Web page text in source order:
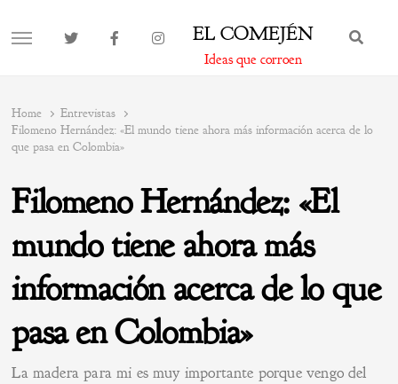
MENU EL COMEJÉN
Ideas que corroen
Home
Entrevistas
Filomeno Hernández: «El mundo tiene ahora más información acerca de lo
que pasa en Colombia»
Filomeno Hernández: «El
mundo tiene ahora más
información acerca de lo que
pasa en Colombia»
La madera para mi es muy importante porque vengo del